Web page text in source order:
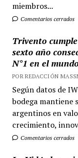
miembros...
Comentarios cerrados
Trivento
sexto año
N°1 en el
POR REDACCIÓN
Según datos de
bodega mantiene
argentinos en
crecimiento,
Comentarios cerrados